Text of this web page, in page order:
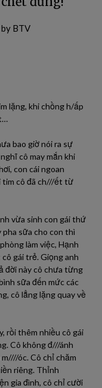
by BTV
lặng, khi chồng h/ấp
bao giờ nói ra sự
cô may mắn khi
con cái ngoan
tim cô đã ch///ết từ
vừa sinh con gái thứ
sữa cho con thì
làm việc, Hạnh
gái trẻ. Giọng anh
đời này cô chưa từng
sữa đến mức các
cô lẳng lặng quay về
rồi thêm nhiều cô gái
Cô không đ///ánh
óc. Cô chỉ chăm
riêng. Thỉnh
gia đình, cô chỉ cười